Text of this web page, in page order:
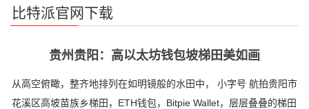
比特派官网下载
贵州贵阳：高以太坊钱包坡梯田美如画
从高空俯瞰，整齐地排列在如明镜般的水田中， 小字号 航拍贵阳市
花溪区高坡苗族乡梯田，ETH钱包，Bitpie Wallet，层层叠叠的梯田